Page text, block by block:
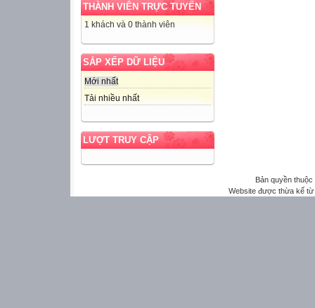
THÀNH VIÊN TRỰC TUYẾN
1 khách và 0 thành viên
SẮP XẾP DỮ LIỆU
Mới nhất
Tải nhiều nhất
LƯỢT TRUY CẬP
Bản quyền
Website được thừa kế từ